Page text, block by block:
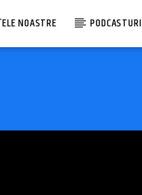
NOASTRE PODCASTURI